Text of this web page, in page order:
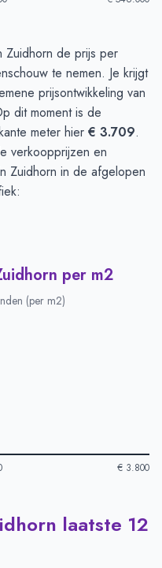
3 maanden
Bedrag
€ 485.238
€ 495.902
Zuidhorn de prijs per
te nemen. Je krijgt
prijsontwikkeling van
dit moment is de
meter hier € 3.709.
verkoopprijzen en
Zuidhorn in de afgelopen
per m2
(per m2)
€ 3.800
-Afgelopen 3 maanden (per
laatste 12